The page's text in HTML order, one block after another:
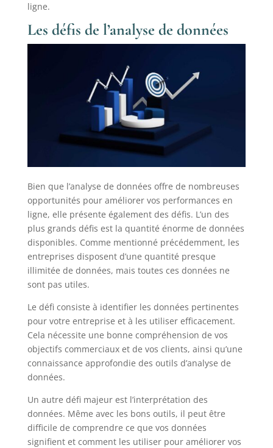
ligne.
Les défis de l’analyse de données
Bien que l’analyse de données offre de nombreuses
opportunités pour améliorer vos performances en
ligne, elle présente également des défis. L’un des
plus grands défis est la quantité énorme de données
disponibles. Comme mentionné précédemment, les
entreprises disposent d’une quantité presque
illimitée de données, mais toutes ces données ne
sont pas utiles.
Le défi consiste à identifier les données pertinentes
pour votre entreprise et à les utiliser efficacement.
Cela nécessite une bonne compréhension de vos
objectifs commerciaux et de vos clients, ainsi qu’une
connaissance approfondie des outils d’analyse de
données.
Un autre défi majeur est l’interprétation des
données. Même avec les bons outils, il peut être
difficile de comprendre ce que vos données
signifient et comment les utiliser pour améliorer vos